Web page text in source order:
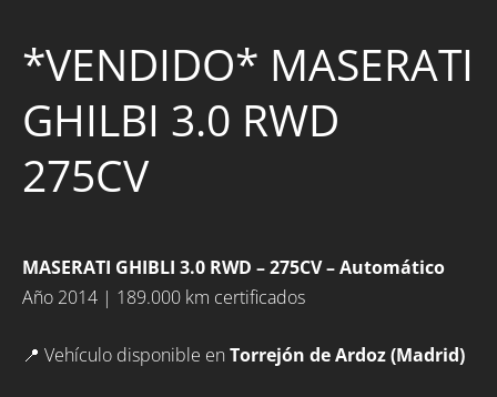
*VENDIDO* MASERATI
GHILBI 3.0 RWD
275CV
MASERATI GHIBLI 3.0 RWD – 275CV – Automático
Año 2014 | 189.000 km certificados
📍 Vehículo disponible en Torrejón de Ardoz (Madrid)